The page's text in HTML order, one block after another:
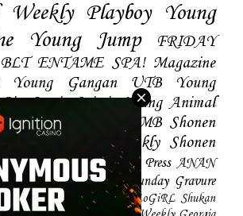
Weekly Playboy Young
Young Jump
FRIDAY
BLT ENTAME SPA! Magazine
Young Gangan UTB
Young
Big Comic Spirtis Young Animal
BUBKA BOMB Shonen
Weekly Shonen
BRODY Hustle Press ANAN
Magazine Young Sunday Gravure
CD&DL My Girl Daily LoGiRL Shukan